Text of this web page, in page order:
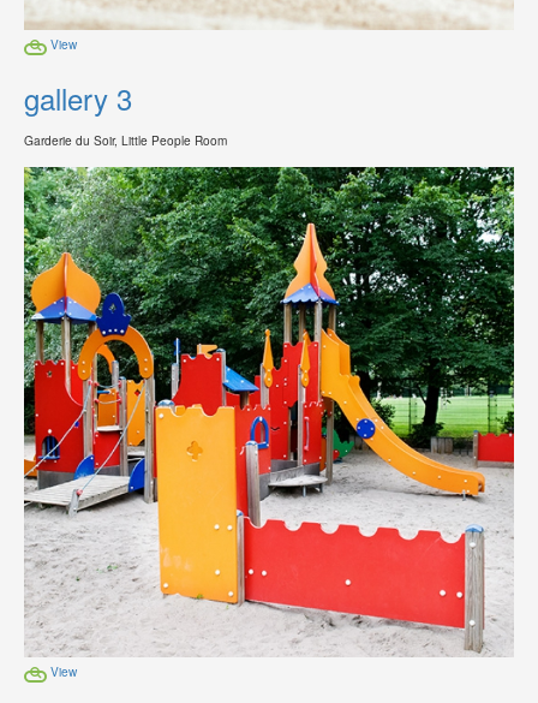
View
gallery 3
Garderie du Soir, Little People Room
View